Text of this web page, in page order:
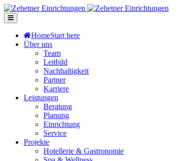
HomeStart here
Über uns
Team
Leitbild
Nachhaltigkeit
Partner
Karriere
Leistungen
Beratung
Planung
Einrichtung
Service
Projekte
Hotellerie & Gastronomie